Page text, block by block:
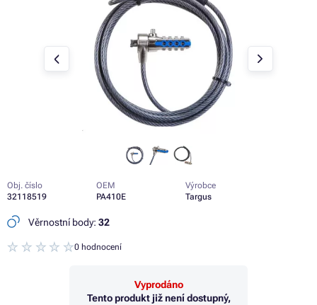
Obj. číslo
32118519
OEM
PA410E
Výrobce
Targus
Věrnostní body: 32
0 hodnocení
Vyprodáno
Tento produkt již není dostupný,